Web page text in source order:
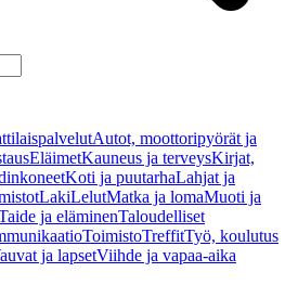
Autot, moottoripyörät ja
EläimetKauneus ja terveysKirjat,
Koti ja puutarhaLahjat ja
LakiLelutMatka ja lomaMuoti ja
ja eläminenTaloudelliset
ToimistoTreffitTyö, koulutus
ja lapsetViihde ja vapaa-aika